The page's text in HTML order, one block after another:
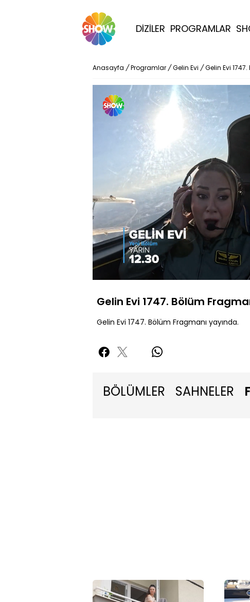
DİZİLER PROGRAMLAR
Anasayfa / Programlar / Gelin Evi / Gelin Evi
Yüklendi
Gelin Evi 1747. Bölüm
Gelin Evi 1747. Bölüm Fragmanı yayında.
BÖLÜMLER SAHNELER